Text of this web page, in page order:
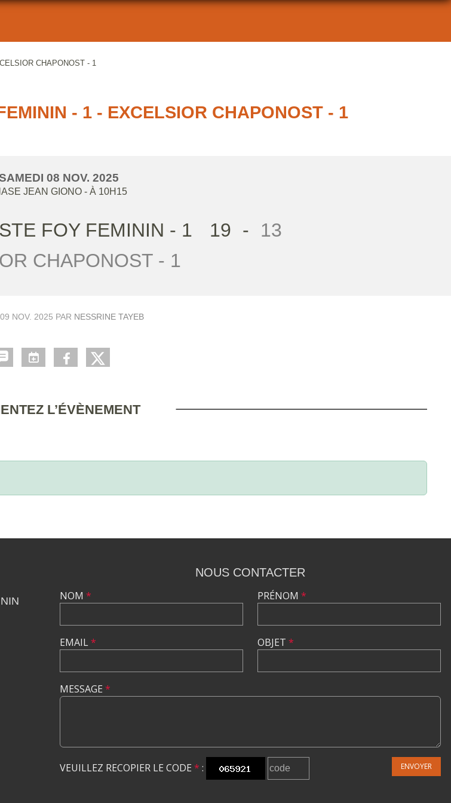
CHAPONOST - 1
- 1 - EXCELSIOR CHAPONOST - 1
08 NOV. 2025
JEAN GIONO - À 10H15
FOY FEMININ - 1 19 -
13
CHAPONOST - 1
09 NOV. 2025 PAR NESSRINE TAYEB
L’ÉVÈNEMENT
NOUS CONTACTER
NOM *
EMAIL*
PRÉNOM *
OBJET *
MESSAGE *
VEUILLEZ RECOPIER LE CODE * : ENVOYER